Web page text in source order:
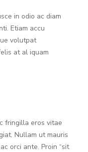
in odio ac diam
Etiam accu
volutpat
at al iquam
fringilla eros vitae
Nullam ut mauris
orci ante. Proin “sit